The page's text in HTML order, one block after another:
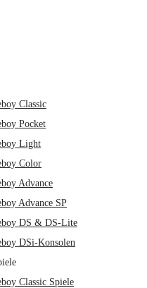
Classic
Pocket
Light
Color
Advance
Advance SP
DS & DS-Lite
DSi-Konsolen
Classic Spiele